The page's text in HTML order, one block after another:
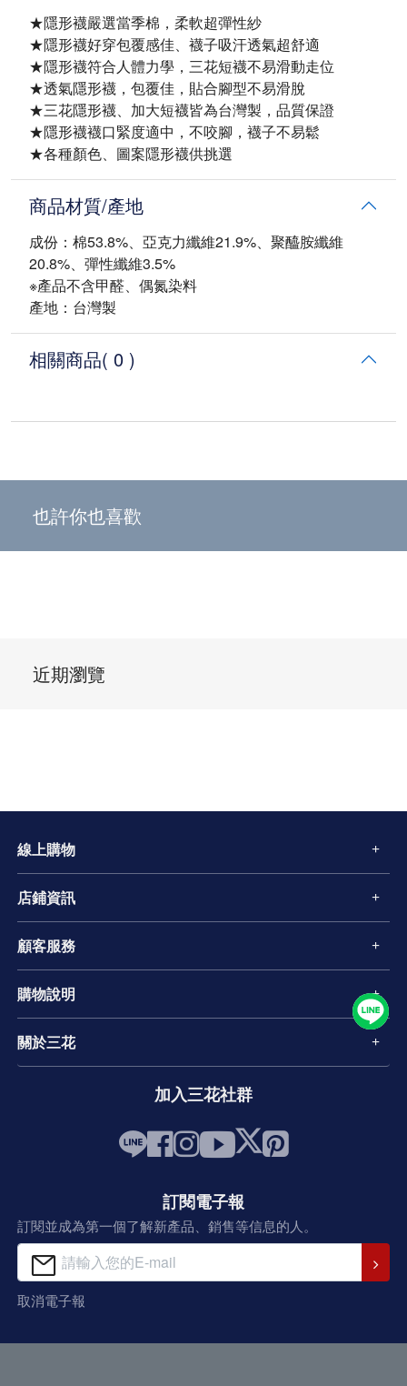
★隱形襪嚴選當季棉，柔軟超彈性紗
★隱形襪好穿包覆感佳、襪子吸汗透氣超舒適
★隱形襪符合人體力學，三花短襪不易滑動走位
★透氣隱形襪，包覆佳，貼合腳型不易滑脫
★三花隱形襪、加大短襪皆為台灣製，品質保證
★隱形襪襪口緊度適中，不咬腳，襪子不易鬆
★各種顏色、圖案隱形襪供挑選
商品材質/產地
成份：棉53.8%、亞克力纖維21.9%、聚醯胺纖維
20.8%、彈性纖維3.5%
※產品不含甲醛、偶氮染料
產地：台灣製
相關商品( 0 )
也許你也喜歡
近期瀏覽
線上購物
店鋪資訊
顧客服務
購物說明
關於三花
加入三花社群
訂閱電子報
訂閱並成為第一個了解新產品、銷售等信息的人。
取消電子報